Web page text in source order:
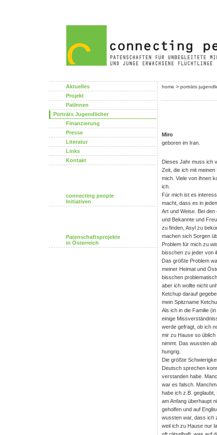
Aktuelles
Projekt
PatInnen
Porträts Jugendlicher
Finanzierung
Presse
Literatur
Links
Kontakt
connecting people
Initiativen
Patenschaftsprojekte
in Österreich
home > porträts
Miro
geboren im Iran.
Dieses Jahr muss ich
Zeit, die ich mit
mich. Viele von ihnen
ich.
Für mich ist es
macht, dass es in
Art und Weise. Bei
und Bekannte und
zu finden, Asyl zu
machen sich Sorgen
Problem für mich zu
bisschen zu jeder von
Das größte Problem
meiner Heimat und
bisschen
aber ich wollte nicht
Ketchup darauf
mein Spitzname
Als ich in die Familie
einige
werde gefragt, ob ich
mir zu Hause so
nimmt. Das wussten
hungrig.
Die größte
Deutsch sprechen
verstanden habe.
war es falsch.
habe ich z.B.
am Anfang überhaupt
geholfen und auf
wussten war, dass ich
weil ich zu Hause nur